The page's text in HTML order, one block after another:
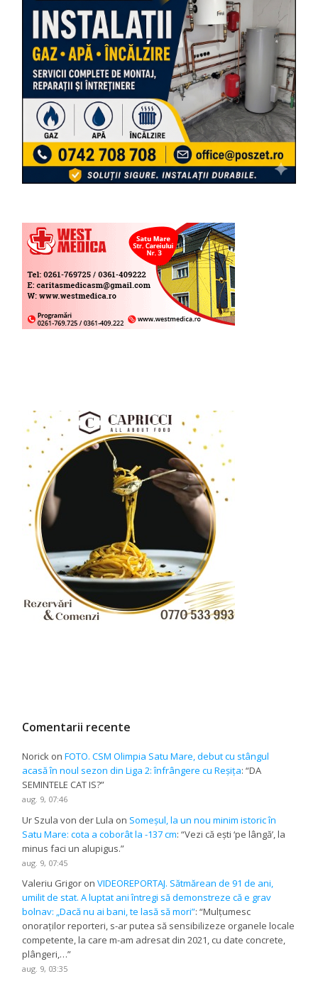
Comentarii recente
Norick onFOTO. CSM Olimpia Satu Mare, debut cu stângul
acasă în noul sezon din Liga 2: înfrângere cu Reșița: “DA
SEMINTELE CAT IS?”
aug. 9, 07:46
Ur Szula von der Lula on Someșul, la un nou minim istoric în
Satu Mare: cota a coborât la -137 cm: “Vezi că ești ‘pe lângă’, la
minus faci un alupigus.”
aug. 9, 07:45
Valeriu Grigor onVIDEOREPORTAJ. Sătmărean de 91 de ani,
umilit de stat. A luptat ani întregi să demonstreze că e grav
bolnav: „Dacă nu ai bani, te lasă să mori”: “Mulțumesc
onoraților reporteri, s-ar putea să sensibilizeze organele locale
competente, la care m-am adresat din 2021, cu date concrete,
plângeri,…”
aug. 9, 03:35